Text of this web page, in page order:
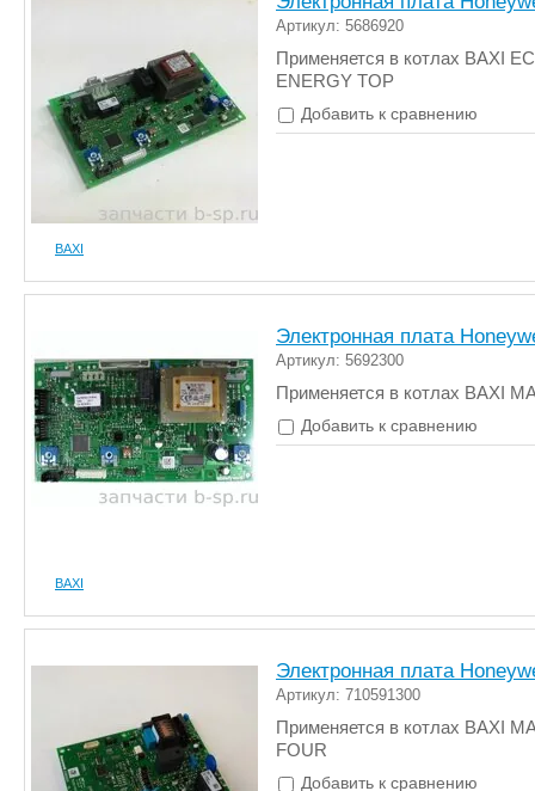
BAXI
Артикул: 5686920
Применяется в котлах BAXI
ENERGY TOP
Добавить к сравнению
BAXI
Электронная плата
Артикул: 5692300
Применяется в котлах BAXI
Добавить к сравнению
Электронная плата
Артикул: 710591300
Применяется в котлах BAXI
FOUR
Добавить к сравнению